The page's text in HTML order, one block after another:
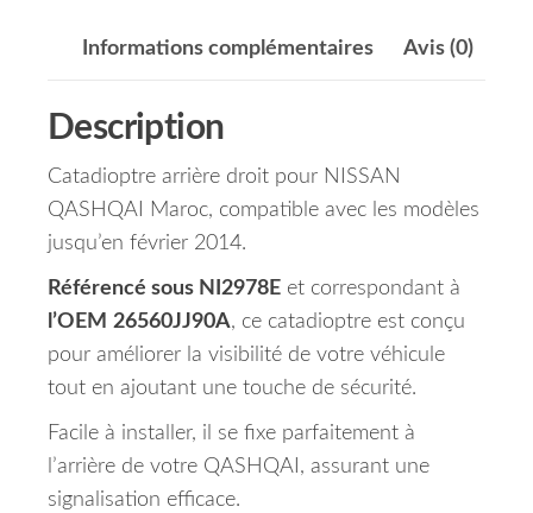
Informations complémentaires Avis (0)
Description
Catadioptre arrière droit pour NISSAN
QASHQAI Maroc, compatible avec les modèles
jusqu’en février 2014.
Référencé sous NI2978E et correspondant à
l’OEM 26560JJ90A, ce catadioptre est conçu
pour améliorer la visibilité de votre véhicule
tout en ajoutant une touche de sécurité.
Facile à installer, il se fixe parfaitement à
l’arrière de votre QASHQAI, assurant une
signalisation efficace.